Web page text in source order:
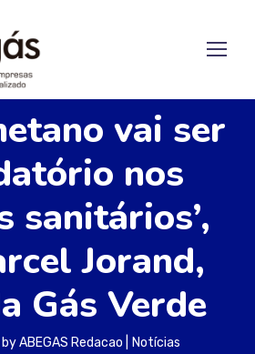
vai ser
nos
sanitários’,
Jorand,
Gás Verde
byABEGAS Redacao Notícias